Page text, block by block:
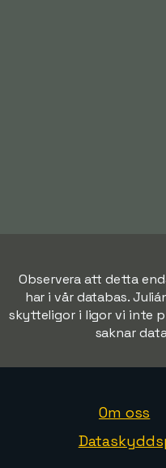
Observera att detta
har i vår databas.
skytteligor i ligor vi inte
saknar
Om oss